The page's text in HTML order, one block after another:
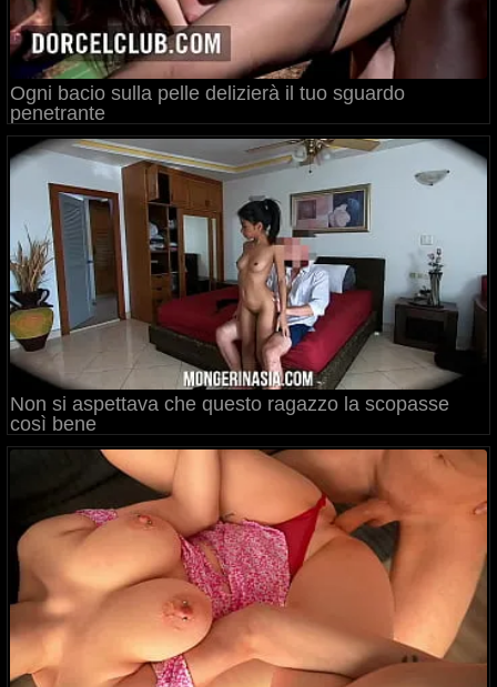
Ogni bacio sulla pelle delizierà il tuo sguardo
penetrante
Non si aspettava che questo ragazzo la scopasse
così bene